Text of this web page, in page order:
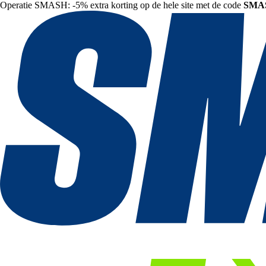
Operatie SMASH: -5% extra korting op de hele site met de code